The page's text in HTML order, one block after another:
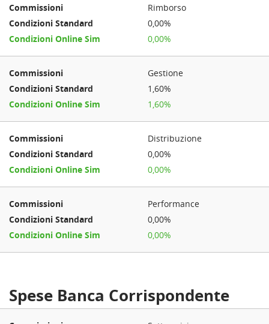
Rimborso
0,00%
0,00%
Gestione
1,60%
1,60%
Distribuzione
0,00%
0,00%
Performance
0,00%
0,00%
Spese Banca Corrispondente